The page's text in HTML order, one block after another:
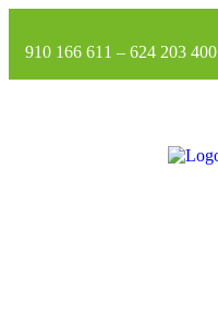
910 166 611 – 624 203 400